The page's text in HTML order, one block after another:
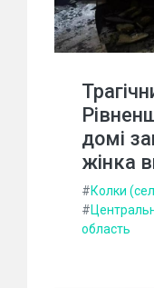
домі
жінка
#Колки
#
область